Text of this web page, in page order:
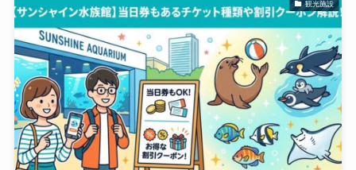
観光施設